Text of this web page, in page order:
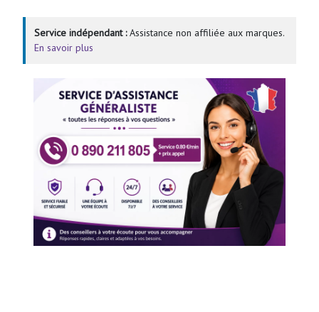
Service indépendant :Assistance non affiliée aux marques.
En savoir plus